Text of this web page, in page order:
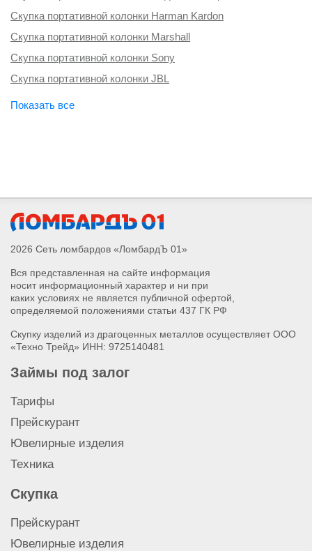
Скупка портативной колонки Harman Kardon
Скупка портативной колонки Marshall
Скупка портативной колонки Sony
Скупка портативной колонки JBL
2026 Сеть ломбардов «ЛомбардЪ 01»
Вся представленная на сайте информация
носит информационный характер и ни при
каких условиях не является публичной офертой,
определяемой положениями статьи 437 ГК РФ
Скупку изделий из драгоценных металлов осуществляет ООО
«Техно Трейд» ИНН: 9725140481
Займы под залог
Тарифы
Прейскурант
Ювелирные изделия
Техника
Скупка
Прейскурант
Ювелирные изделия